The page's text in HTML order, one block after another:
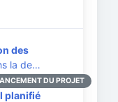
des
la de…
DU PROJET
planifié